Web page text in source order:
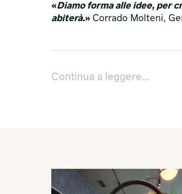
«Diamo forma alle idee, per
abiterà.» Corrado Molteni,
Continua a leggere...